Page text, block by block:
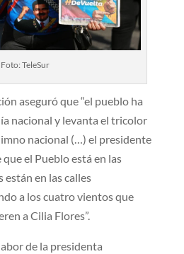
Foto: TeleSur
aseguró que “el pueblo ha
nacional y levanta el tricolor
nacional (…) el presidente
el Pueblo está en las
están en las calles
a los cuatro vientos que
a Cilia Flores”.
de la presidenta